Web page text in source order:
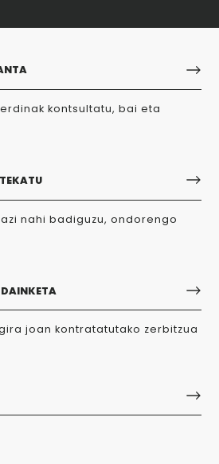
kontsultatu, bai eta
nahi badiguzu, ondorengo
joan kontratatutako zerbitzua